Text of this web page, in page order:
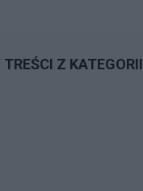
Z KATEGORII